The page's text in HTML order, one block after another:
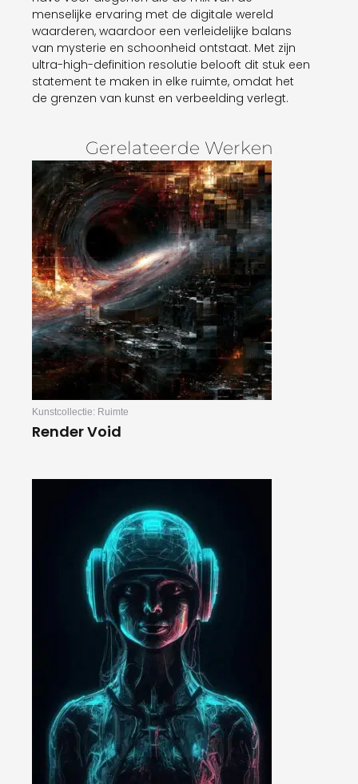
menselijke ervaring met de digitale wereld
waarderen, waardoor een verleidelijke balans
van mysterie en schoonheid ontstaat. Met zijn
ultra-high-definition resolutie belooft dit stuk een
statement te maken in elke ruimte, omdat het
de grenzen van kunst en verbeelding verlegt.
Gerelateerde Werken
Kunstcollectie: Ruimte
Render Void